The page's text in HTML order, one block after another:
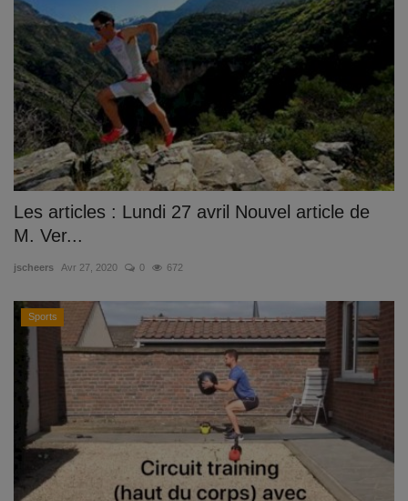
Les articles : Lundi 27 avril Nouvel article de
M. Ver...
jscheers Avr 27, 2020 0 672
Sports